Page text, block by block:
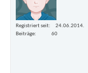
Registriert seit
24.06.2014.
Beiträge
60